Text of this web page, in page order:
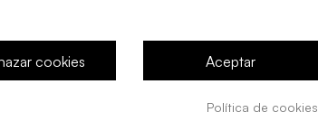
POLÍTICA DE PRIVACIDAD
Aceptar
cookies
Política de cookies